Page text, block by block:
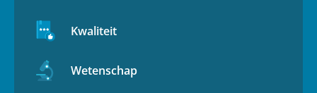
Kwaliteit
Wetenschap